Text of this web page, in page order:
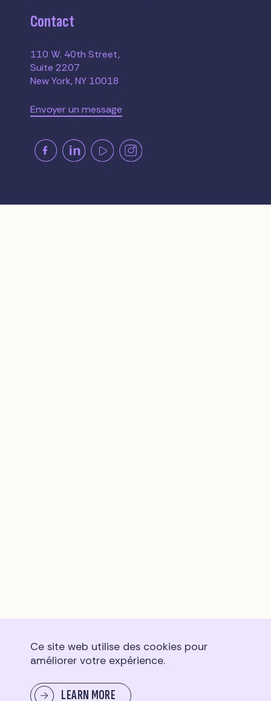
Contact
110 W. 40th Street,
Suite 2207
New York, NY 10018
Envoyer un message
Ce site web utilise des cookies pour
améliorer votre expérience.
LEARN MORE